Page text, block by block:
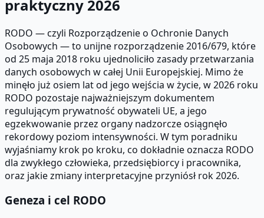
praktyczny 2026
RODO — czyli Rozporządzenie o Ochronie Danych
Osobowych — to unijne rozporządzenie 2016/679, które
od 25 maja 2018 roku ujednoliciło zasady przetwarzania
danych osobowych w całej Unii Europejskiej. Mimo że
minęło już osiem lat od jego wejścia w życie, w 2026 roku
RODO pozostaje najważniejszym dokumentem
regulującym prywatność obywateli UE, a jego
egzekwowanie przez organy nadzorcze osiągnęło
rekordowy poziom intensywności. W tym poradniku
wyjaśniamy krok po kroku, co dokładnie oznacza RODO
dla zwykłego człowieka, przedsiębiorcy i pracownika,
oraz jakie zmiany interpretacyjne przyniósł rok 2026.
Geneza i cel RODO